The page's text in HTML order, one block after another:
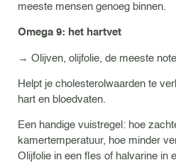
meeste mensen genoeg binnen.
Omega 9: het hartvet
→ Olijven, olijfolie, de meeste
Helpt je cholesterolwaarden te
hart en bloedvaten.
Een handige vuistregel: hoe
kamertemperatuur, hoe minder
Olijfolie in een fles of halvarine in